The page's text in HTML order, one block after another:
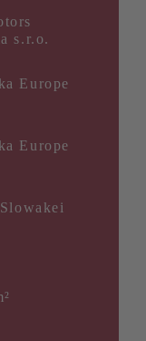
s.r.o.
Europe
Europe